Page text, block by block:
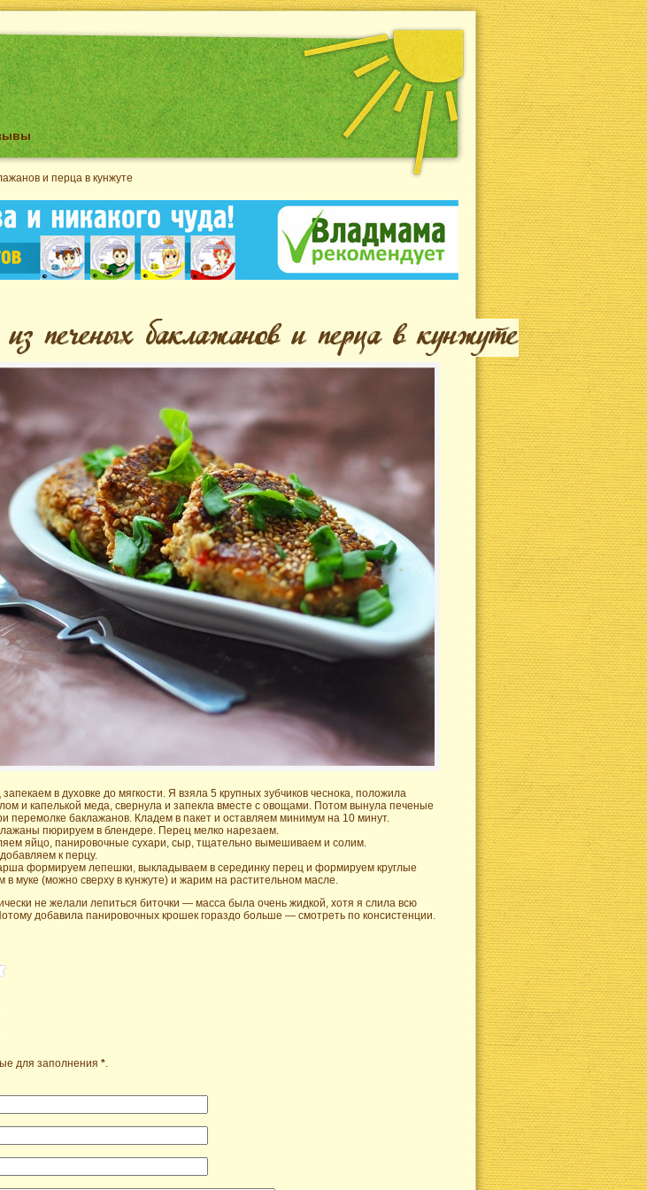
и перца в кунжуте
в духовке до мягкости. Я взяла 5 крупных зубчиков чеснока, положила
и капелькой меда, свернула и запекла вместе с овощами. Потом вынула печеные
перемолке баклажанов. Кладем в пакет и оставляем минимум на 10 минут.
пюрируем в блендере. Перец мелко нарезаем.
яйцо, панировочные сухари, сыр, тщательно вымешиваем и солим.
к перцу.
формируем лепешки, выкладываем в серединку перец и формируем круглые
в муке (можно сверху в кунжуте) и жарим на растительном масле.
не желали лепиться биточки — масса была очень жидкой, хотя я слила всю
добавила панировочных крошек гораздо больше — смотреть по консистенции.
для заполнения *.